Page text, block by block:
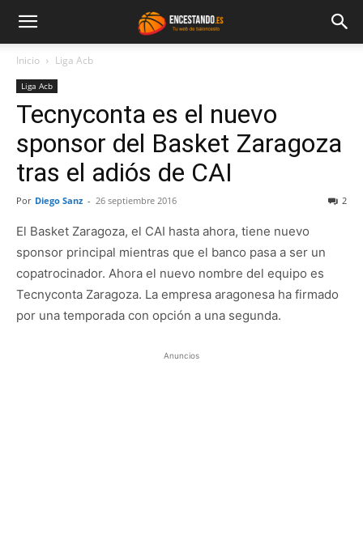
Inicio Liga Acb
Liga Acb
Tecnyconta es el nuevo
sponsor del Basket Zaragoza
tras el adiós de CAI
Por Diego Sanz - 26 septiembre 2016 2
El Basket Zaragoza, el CAI hasta ahora, tiene nuevo
sponsor principal mientras que el banco pasa a ser un
copatrocinador. Ahora el nuevo nombre del equipo es
Tecnyconta Zaragoza. La empresa aragonesa ha firmado
por una temporada con opción a una segunda.
Anuncios